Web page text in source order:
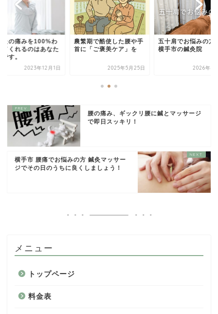
たの痛みを100%わ
てくれるのはあなた
す。
2023年12月1日
農繁期で酷使した腰や手
首に「ご褒美ケア」を
2025年5月25日
五十肩でお悩みの方
横手市の鍼灸院
2026年4
腰の痛み、ギックリ腰に鍼とマッサージ
で即日スッキリ！
横手市 腰痛でお悩みの方 鍼灸マッサー
ジでその日のうちに良くしましょう！
メニュー
トップページ
料金表